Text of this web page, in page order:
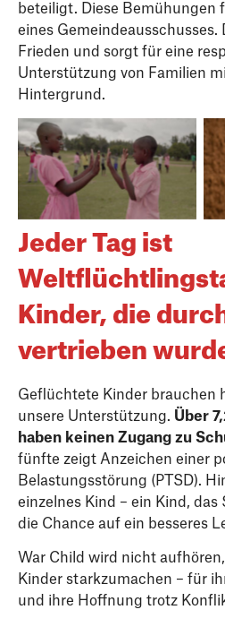
beteiligt. Diese Bemühungen
eines Gemeindeausschusses.
Frieden und sorgt für eine
Unterstützung von Familien
Hintergrund.
TeamUp-Session in
Uganda
Jeder Tag ist
Kinder, die
vertrieben
Geflüchtete Kinder brauchen
unsere Unterstützung. Über
haben keinen Zugang zu
fünfte zeigt Anzeichen einer
Belastungsstörung (PTSD).
einzelnes Kind – ein Kind,
die Chance auf ein besseres
War Child wird nicht
Kinder starkzumachen – für
und ihre Hoffnung trotz